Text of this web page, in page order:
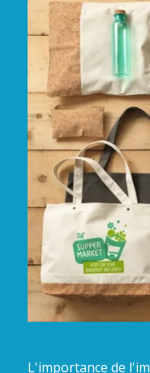
L'importance de